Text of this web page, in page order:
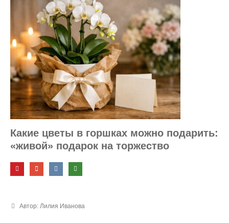
Какие цветы в горшках можно подарить:
«живой» подарок на торжество
Автор: Лилия Иванова